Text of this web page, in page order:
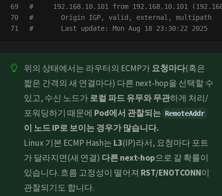
69
70
#     192.168.10.101 from 192.168.10.101
#       Origin IGP, valid, external, multipath
#       Last update: Mon Aug 18 23:30:22 2025
위의 상태에서는 라우터의 ECMP가요청마다(혹은
짧은 간격의 새 연결마다) 다른 next-hop을 선택할 수
있고, 수신 노드가로컬 파드 유무와 무관하게 처리/
포워딩하기 때문에 Pod에서 관찰되는 RemoteAddr
이 노드 IP로 보이는 경우가 많습니다.
Linux 기본 ECMP Hash는 L3(IP)라서, 요청마다 포트
가 달라지면(새 연결) 다른 next-hop으로 갈 확률이
있습니다. 흐름 고정성이 떨어져 RST/ENOTCONN이
관찰되기도 합니다.